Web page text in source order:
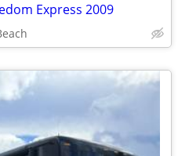
Express 2009